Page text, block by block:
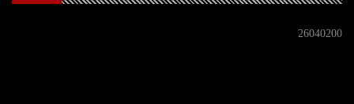
26040200